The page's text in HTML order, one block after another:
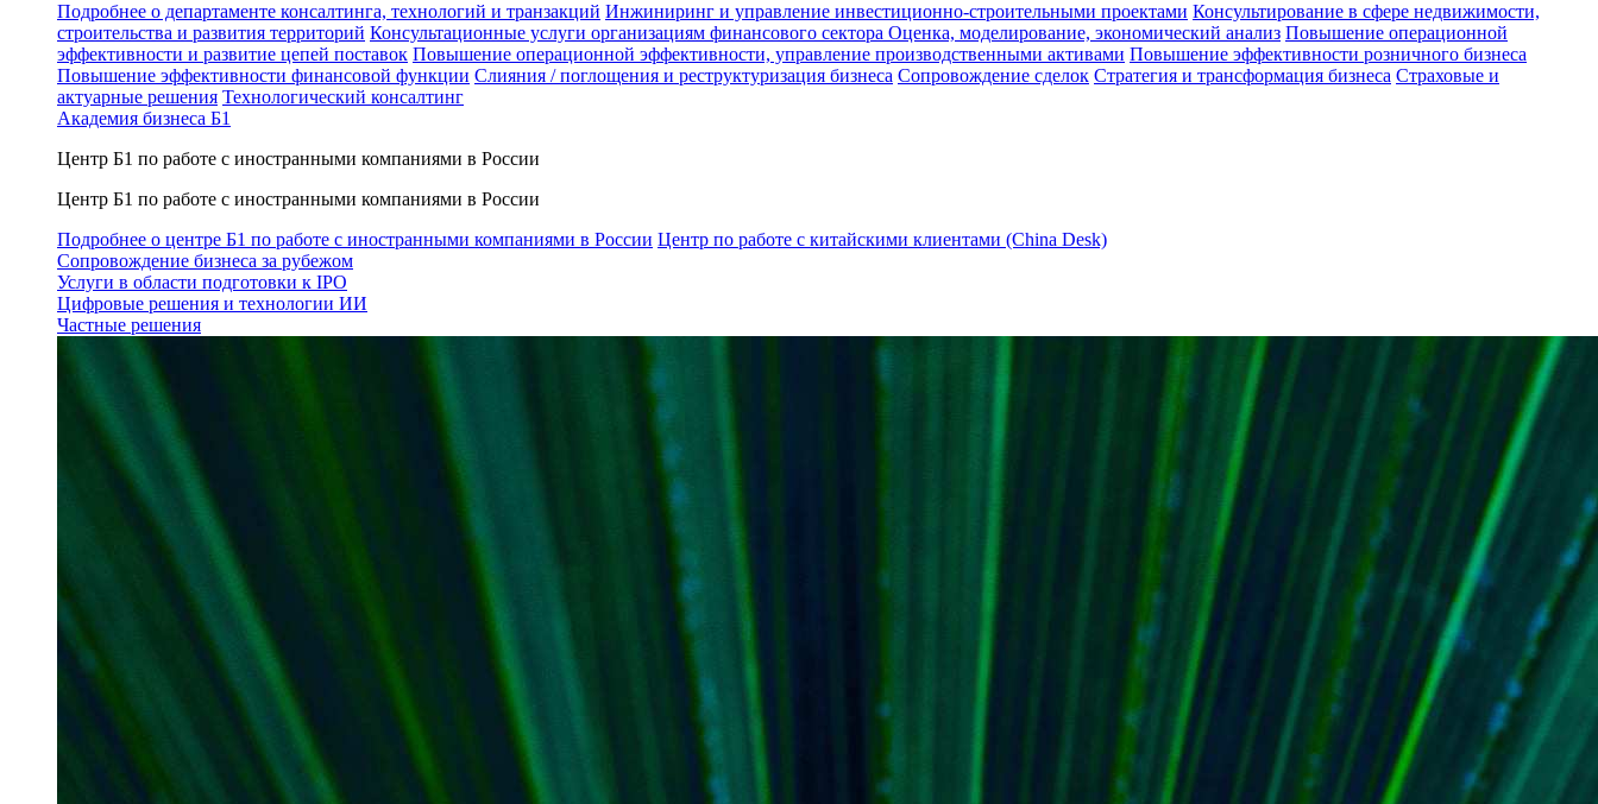
Подробнее о департаменте консалтинга, технологий и транзакций Инжиниринг и управление инвестиционно-строительными проектами Консультирование в сфере недвижимости,
строительства и развития территорий Консультационные услуги организациям финансового сектора Оценка, моделирование, экономический анализ Повышение операционной
эффективности и развитие цепей поставок Повышение операционной эффективности, управление производственными активами Повышение эффективности розничного бизнеса
Повышение эффективности финансовой функции Слияния / поглощения и реструктуризация бизнеса Сопровождение сделок Стратегия и трансформация бизнеса Страховые и
актуарные решения Технологический консалтинг
Академия бизнеса Б1
Центр Б1 по работе с иностранными компаниями в России
Центр Б1 по работе с иностранными компаниями в России
Подробнее о центре Б1 по работе с иностранными компаниями в России Центр по работе с китайскими клиентами (China Desk)
Сопровождение бизнеса за рубежом
Услуги в области подготовки к IPO
Цифровые решения и технологии ИИ
Частные решения